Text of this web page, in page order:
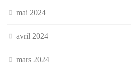
mai 2024
avril 2024
mars 2024